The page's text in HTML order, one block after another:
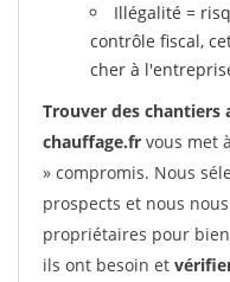
Illégalité =
contrôle fiscal,
cher à
Trouver des chantiers
chauffage.fr vous met
» compromis. Nous
prospects et nous
propriétaires pour
ils ont besoin et